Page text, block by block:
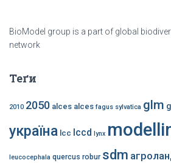
BioModel group is a part of global
network
Теґи
2010 2050 alces alces fagus sylvatica glm
україна lcc lccd lynx
leucocephala quercus robur sdm